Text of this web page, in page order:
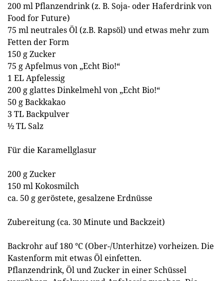
200 ml Pflanzendrink (z. B. Soja- oder Haferdrink von
Food for Future)
75 ml neutrales Öl (z.B. Rapsöl) und etwas mehr zum
Fetten der Form
150 g Zucker
75 g Apfelmus von „Echt Bio!“
1 EL Apfelessig
200 g glattes Dinkelmehl von „Echt Bio!“
50 g Backkakao
3 TL Backpulver
½ TL Salz
Für die Karamellglasur
200 g Zucker
150 ml Kokosmilch
ca. 50 g geröstete, gesalzene Erdnüsse
Zubereitung (ca. 30 Minute und Backzeit)
Backrohr auf 180 °C (Ober-/Unterhitze) vorheizen. Die
Kastenform mit etwas Öl einfetten.
Pflanzendrink, Öl und Zucker in einer Schüssel